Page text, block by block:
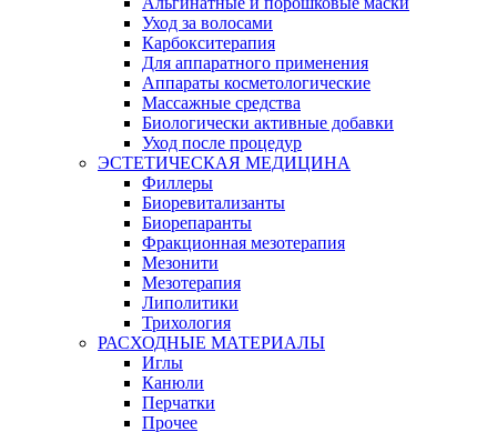
Уход за волосами
Карбокситерапия
Для аппаратного применения
Аппараты косметологические
Массажные средства
Биологически активные добавки
Уход после процедур
ЭСТЕТИЧЕСКАЯ МЕДИЦИНА
Филлеры
Биоревитализанты
Биорепаранты
Фракционная мезотерапия
Мезонити
Мезотерапия
Липолитики
Трихология
РАСХОДНЫЕ МАТЕРИАЛЫ
Иглы
Канюли
Перчатки
Прочее